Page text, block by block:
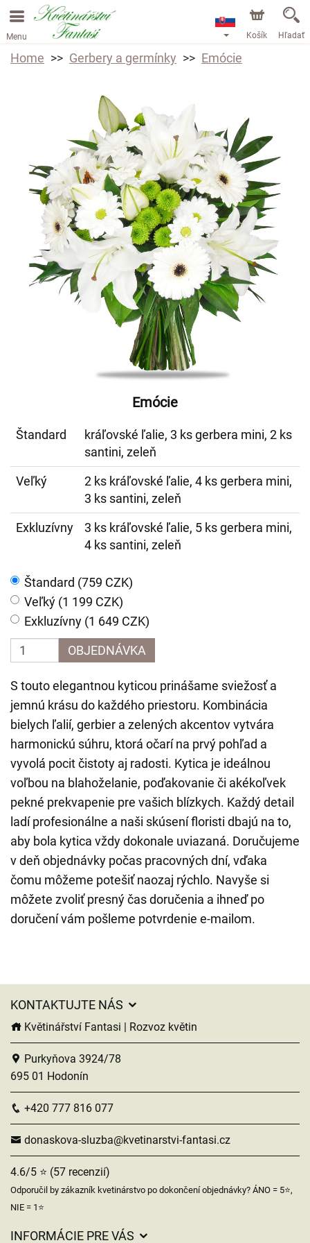
Menu Košík Hľadať
Home Gerbery a germínky Emócie
Emócie
Štandard
kráľovské ľalie, 3 ks gerbera mini, 2 ks
santini, zeleň
Veľký
2 ks kráľovské ľalie, 4 ks gerbera mini,
3 ks santini, zeleň
Exkluzívny
3 ks kráľovské ľalie, 5 ks gerbera mini,
4 ks santini, zeleň
Štandard (759 CZK)
Veľký (1 199 CZK)
Exkluzívny (1 649 CZK)
OBJEDNÁVKA
S touto elegantnou kyticou prinášame sviežosť a
jemnú krásu do každého priestoru. Kombinácia
bielych ľalií, gerbier a zelených akcentov vytvára
harmonickú súhru, ktorá očarí na prvý pohľad a
vyvolá pocit čistoty aj radosti. Kytica je ideálnou
voľbou na blahoželanie, poďakovanie či akékoľvek
pekné prekvapenie pre vašich blízkych. Každý detail
ladí profesionálne a naši skúsení floristi dbajú na to,
aby bola kytica vždy dokonale uviazaná. Doručujeme
v deň objednávky počas pracovných dní, vďaka
čomu môžeme potešiť naozaj rýchlo. Navyše si
môžete zvoliť presný čas doručenia a ihneď po
doručení vám pošleme potvrdenie e-mailom.
KONTAKTUJTE NÁS
Květinářství Fantasi | Rozvoz květin
Purkyňova 3924/78
695 01 Hodonín
+420 777 816 077
donaskova-sluzba@kvetinarstvi-fantasi.cz
4.6/5 ⭐ (57 recenzií)
Odporučil by zákazník kvetinárstvo po dokončení objednávky? ÁNO = 5⭐,
NIE = 1⭐
INFORMÁCIE PRE VÁS